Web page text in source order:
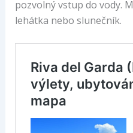
pozvolný vstup do vody.
lehátka nebo slunečník.